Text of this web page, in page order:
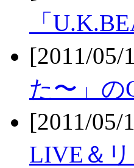
「
[2011/
た〜」
[2011/
LIVE＆